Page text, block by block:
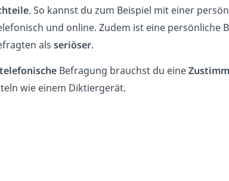
. So kannst du zum Beispiel mit einer
und online. Zudem ist eine persönliche
als seriöser.
telefonische Befragung brauchst du eine
wie einem Diktiergerät.